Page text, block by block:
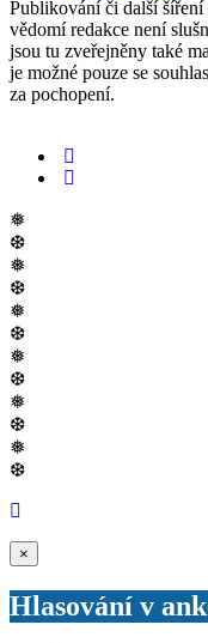
Publikování či další
vědomí redakce není
jsou tu zveřejněny také
je možné pouze se
za pochopení.
❅
❆
❅
❆
❅
❆
❅
❆
❅
❆
❅
❆
×
Hlasování v